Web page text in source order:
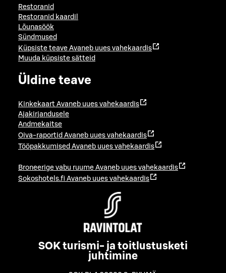
Restoranid
Restoranid kaardil
Lõunasöök
Sündmused
Küpsiste teave Avaneb uues vahekaardis
Muuda küpsiste sätteid
Üldine teave
Kinkekaart Avaneb uues vahekaardis
Ajakirjandusele
Andmekaitse
Oiva-raportid Avaneb uues vahekaardis
Tööpakkumised Avaneb uues vahekaardis
Broneerige vabu ruume Avaneb uues vahekaardis
Sokoshotels.fi Avaneb uues vahekaardis
SOK turismi- ja toitlustusketi
juhtimine